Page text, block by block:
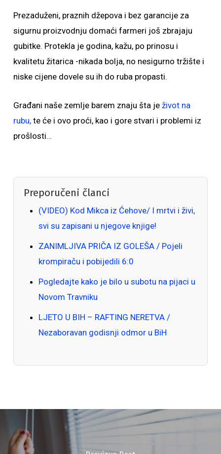
Prezaduženi, praznih džepova i bez garancije za
sigurnu proizvodnju domaći farmeri još zbrajaju
gubitke. Protekla je godina, kažu, po prinosu i
kvalitetu žitarica -nikada bolja, no nesigurno tržište i
niske cijene dovele su ih do ruba propasti.
Građani naše zemlje barem znaju šta je život na
rubu,te će i ovo proći, kao i gore stvari i problemi iz
prošlosti…
Preporučeni članci
(VIDEO) Kod Mikca iz Ćehove/ I mrtvi i živi,
svi su zapisani u njegove knjige!
ZANIMLJIVA PRIČA IZ GOLEŠA / Pojeli
krompiraču i pobijedili 6:0
Pogledajte kako je bilo u subotu na pijaci u
Novom Travniku
LJETO U BIH – RAFTING NERETVA /
Nezaboravan godisnji odmor u BiH